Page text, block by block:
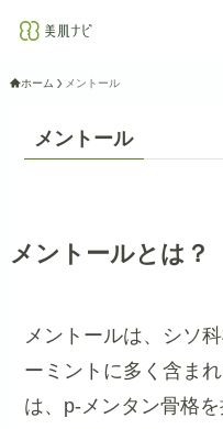
ホーム メントール
メントール
メントールとは？
メントールは、シソ
ーミントに多く含ま
は、p-メンタン骨格